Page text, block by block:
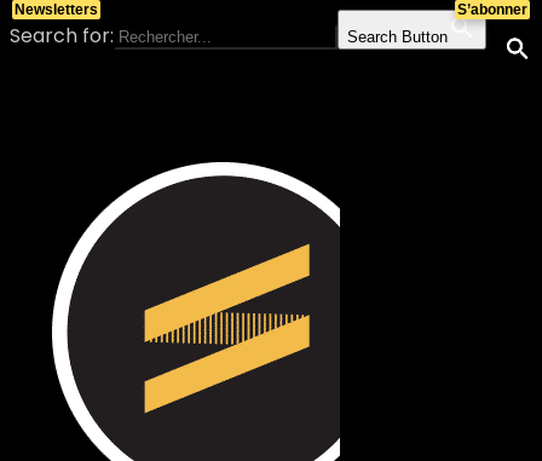
Search for: Search Button
S’abonner
Newsletters